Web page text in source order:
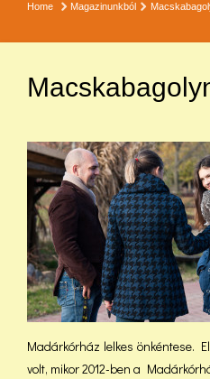
Home Magazinunkból
Madárkórház lelkes önkéntese.
volt, mikor 2012-ben a